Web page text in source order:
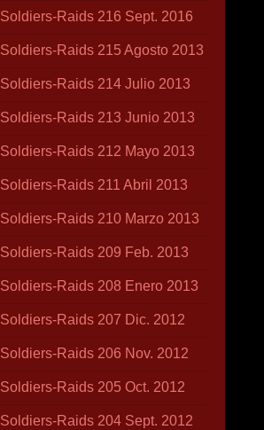
Soldiers-Raids 216 Sept. 2016
Soldiers-Raids 215 Agosto 2013
Soldiers-Raids 214 Julio 2013
Soldiers-Raids 213 Junio 2013
Soldiers-Raids 212 Mayo 2013
Soldiers-Raids 211 Abril 2013
Soldiers-Raids 210 Marzo 2013
Soldiers-Raids 209 Feb. 2013
Soldiers-Raids 208 Enero 2013
Soldiers-Raids 207 Dic. 2012
Soldiers-Raids 206 Nov. 2012
Soldiers-Raids 205 Oct. 2012
Soldiers-Raids 204 Sept. 2012